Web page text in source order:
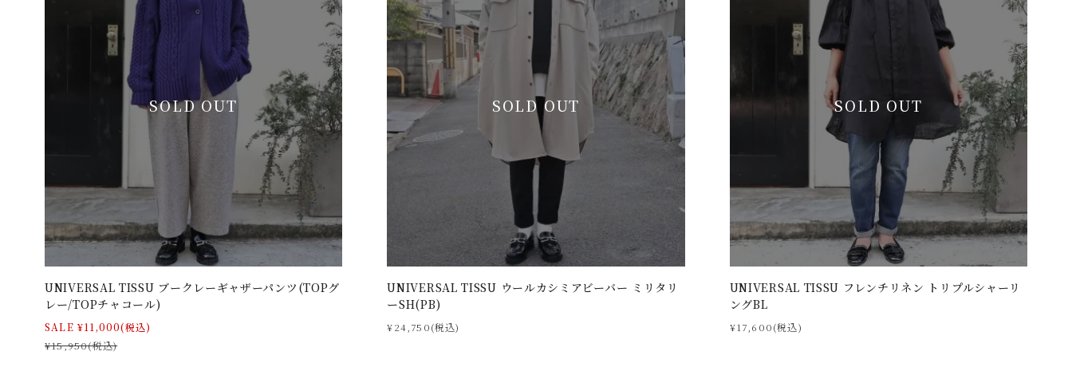
SOLD OUT
UNIVERSAL TISSU ブークレーギャザーパンツ(TOPグ
レー/TOPチャコール)
SALE ¥11,000(税込)
¥15,950(税込)
SOLD OUT
UNIVERSAL TISSU ウールカシミアビーバー ミリタリ
ーSH(PB)
¥24,750(税込)
SOLD OUT
UNIVERSAL TISSU フレンチリネン トリプルシャーリ
ングBL
¥17,600(税込)